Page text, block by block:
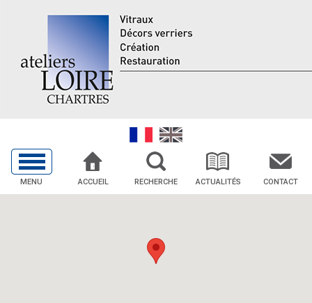
MENU ACCUEIL RECHERCHE ACTUALITÉS CONTACT